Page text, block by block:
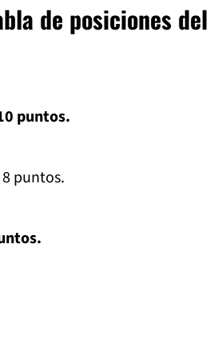
de posiciones
puntos.
puntos.